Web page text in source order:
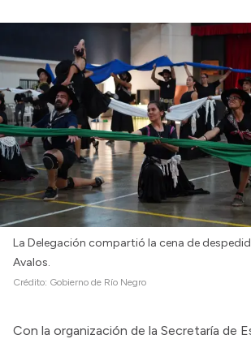
Convocatorias
Intranet
Login
La Delegación compartió la cena de
Avalos.
Crédito: Gobierno de Río Negro
Con la organización de la Secretaría de